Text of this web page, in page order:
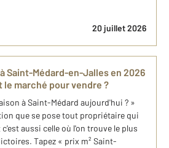
20 juillet 2026
Saint-Médard-en-Jalles en 2026
le marché pour vendre ?
à Saint-Médard aujourd'hui ? »
que se pose tout propriétaire qui
aussi celle où l'on trouve le plus
Tapez « prix m² Saint-